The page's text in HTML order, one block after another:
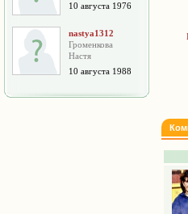
10 августа 1976
nastya1312
Громенкова
Настя
10 августа 1988